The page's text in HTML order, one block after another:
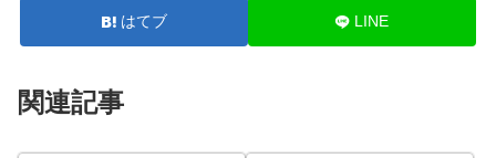
はてブ LINE
関連記事